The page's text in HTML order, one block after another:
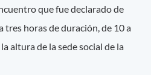
que fue declarado de
horas de duración, de 10 a
altura de la sede social de la